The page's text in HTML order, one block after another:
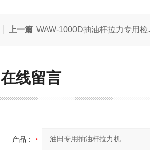
上一篇 WAW-1000D抽油杆拉力专用检测设备试验机
在线留言
产品：